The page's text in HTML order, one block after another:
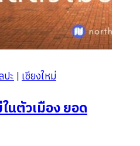
ะ|เชียงใหม่
นตัวเมือง ยอด